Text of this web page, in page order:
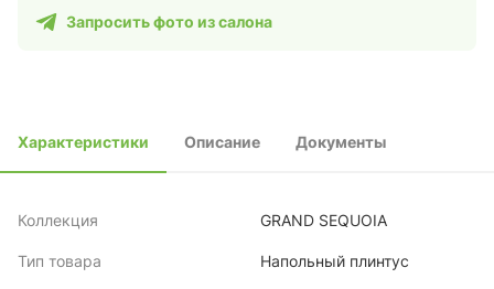
Запросить фото из салона
Характеристики Описание Документы
Коллекция GRAND SEQUOIA
Тип товара Напольный плинтус